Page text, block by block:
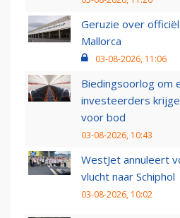
Geruzie over
Mallorca
03-08-2026, 11:06
Biedingsoorlog om
investeerders
voor bod
03-08-2026, 10:43
WestJet annuleert
vlucht naar Schiphol
03-08-2026, 10:02